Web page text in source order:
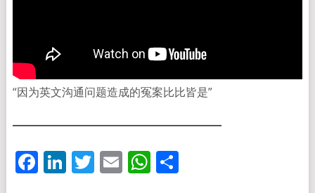
“因为英文沟通问题造成的冤案比比皆是”
Facebook
LinkedIn
Twitter
EmailWhatsApp
分